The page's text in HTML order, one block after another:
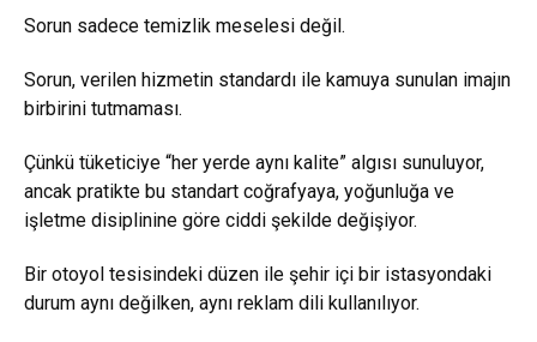
Sorun sadece temizlik meselesi değil.
Sorun, verilen hizmetin standardı ile kamuya sunulan imajın
birbirini tutmaması.
Çünkü tüketiciye “her yerde aynı kalite” algısı sunuluyor,
ancak pratikte bu standart coğrafyaya, yoğunluğa ve
işletme disiplinine göre ciddi şekilde değişiyor.
Bir otoyol tesisindeki düzen ile şehir içi bir istasyondaki
durum aynı değilken, aynı reklam dili kullanılıyor.